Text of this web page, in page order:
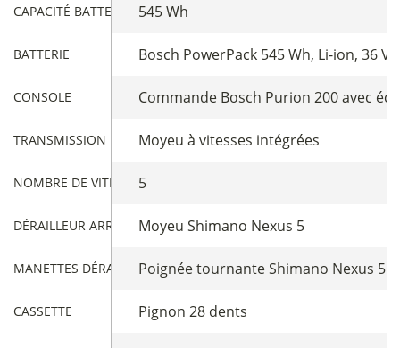
CAPACITÉ BATTERIE 545 Wh
BATTERIE Bosch PowerPack 545 Wh, Li-ion, 36
CONSOLE Commande Bosch Purion 200 avec
TRANSMISSION Moyeu à vitesses intégrées
NOMBRE DE VITESSES5
DÉRAILLEUR ARRIÈRE Moyeu Shimano Nexus 5
MANETTES DÉRAILLEURPoignée tournante Shimano Nexus 5
CASSETTE Pignon 28 dents